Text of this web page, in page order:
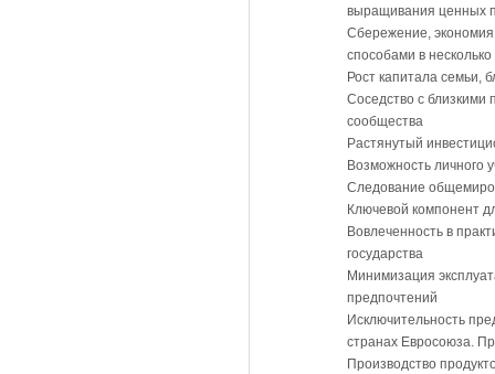
выращивания ценных
Сбережение,
способами в несколько
Рост капитала семьи,
Соседство с
сообщества
Растянутый
Возможность личного
Следование
Ключевой компонент
Вовлеченность в
государства
Минимизация
предпочтений
Исключительность
странах Евросоюза.
Производство